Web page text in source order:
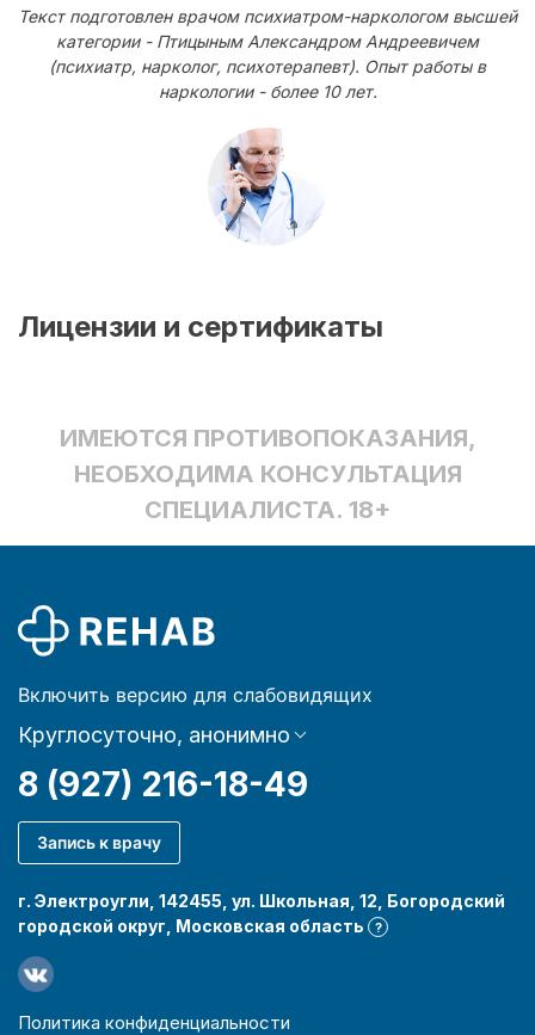
Текст подготовлен врачом психиатром-наркологом высшей
категории - Птицыным Александром Андреевичем
(психиатр, нарколог, психотерапевт). Опыт работы в
наркологии - более 10 лет.
Лицензии и сертификаты
ИМЕЮТСЯ ПРОТИВОПОКАЗАНИЯ,
НЕОБХОДИМА КОНСУЛЬТАЦИЯ
СПЕЦИАЛИСТА. 18+
Включить версию для слабовидящих
Круглосуточно, анонимно
8 (927) 216-18-49
Запись к врачу
г. Электроугли, 142455, ул. Школьная, 12, Богородский
городской округ, Московская область
?
Политика конфиденциальности